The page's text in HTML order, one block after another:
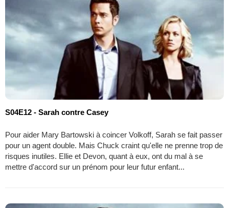
S04E12 - Sarah contre Casey
Pour aider Mary Bartowski à coincer Volkoff, Sarah se fait passer
pour un agent double. Mais Chuck craint qu'elle ne prenne trop de
risques inutiles. Ellie et Devon, quant à eux, ont du mal à se
mettre d'accord sur un prénom pour leur futur enfant...